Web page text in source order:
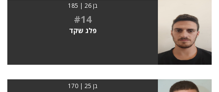
בן 26 | 185
#14
פלג שקד
בן 25 | 170